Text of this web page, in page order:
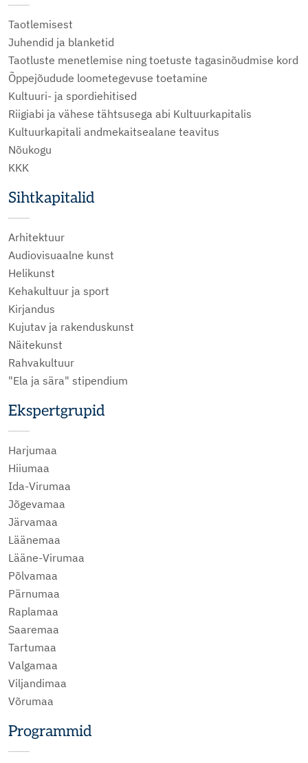
Taotlemisest
Juhendid ja blanketid
Taotluste menetlemise ning toetuste tagasinõudmise kord
Õppejõudude loometegevuse toetamine
Kultuuri- ja spordiehitised
Riigiabi ja vähese tähtsusega abi Kultuurkapitalis
Kultuurkapitali andmekaitsealane teavitus
Nõukogu
KKK
Sihtkapitalid
Arhitektuur
Audiovisuaalne kunst
Helikunst
Kehakultuur ja sport
Kirjandus
Kujutav ja rakenduskunst
Näitekunst
Rahvakultuur
"Ela ja sära" stipendium
Ekspertgrupid
Harjumaa
Hiiumaa
Ida-Virumaa
Jõgevamaa
Järvamaa
Läänemaa
Lääne-Virumaa
Põlvamaa
Pärnumaa
Raplamaa
Saaremaa
Tartumaa
Valgamaa
Viljandimaa
Võrumaa
Programmid